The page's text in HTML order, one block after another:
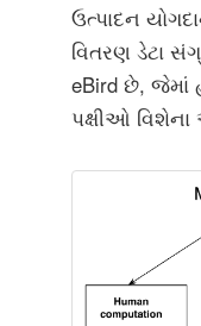
ઉત્પાદન
વિતરણ ડેટા
eBird છે,
પક્ષીઓ